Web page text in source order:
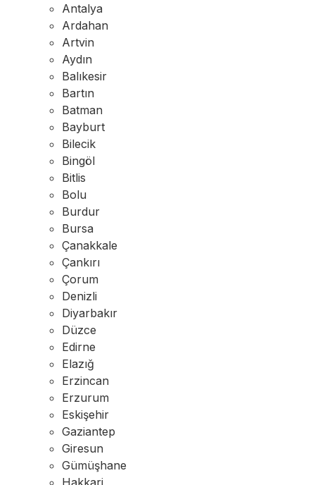
Antalya
Ardahan
Artvin
Aydın
Balıkesir
Bartın
Batman
Bayburt
Bilecik
Bingöl
Bitlis
Bolu
Burdur
Bursa
Çanakkale
Çankırı
Çorum
Denizli
Diyarbakır
Düzce
Edirne
Elazığ
Erzincan
Erzurum
Eskişehir
Gaziantep
Giresun
Gümüşhane
Hakkari